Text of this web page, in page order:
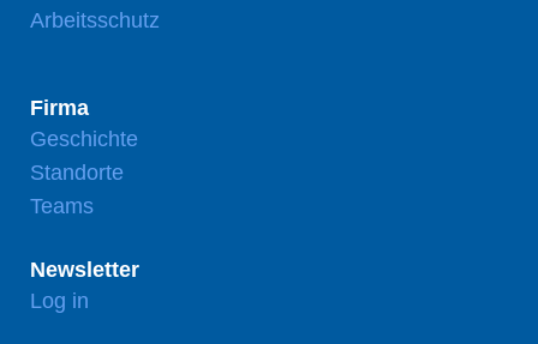
Arbeitsschutz
Firma
Geschichte
Standorte
Teams
Newsletter
Log in